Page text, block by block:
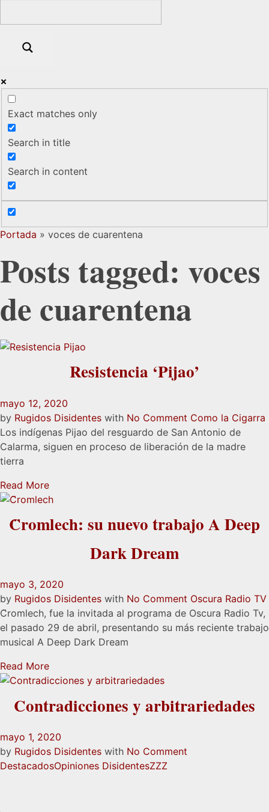
Exact matches only
Search in title
Search in content
Portada » voces de cuarentena
Posts tagged: voces
de cuarentena
Resistencia ‘Pijao’
mayo 12, 2020
by Rugidos Disidentes with No Comment Como la Cigarra
Los indígenas Pijao del resguardo de San Antonio de
Calarma, siguen en proceso de liberación de la madre
tierra
Read More
C̈romlech: su nuevo trabajo A Deep
Dark Dream
mayo 3, 2020
by Rugidos Disidentes with No Comment Oscura Radio TV
C̈romlech, fue la invitada al programa de Oscura Radio Tv,
el pasado 29 de abril, presentando su más reciente trabajo
musical A Deep Dark Dream
Read More
Contradicciones y arbitrariedades
mayo 1, 2020
by Rugidos Disidentes with No Comment
DestacadosOpiniones DisidentesZZZ